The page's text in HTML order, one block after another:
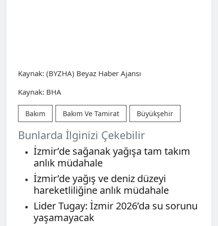
Kaynak: (BYZHA) Beyaz Haber Ajansı
Kaynak: BHA
Bakım Bakım Ve Tamirat Büyükşehir
Bunlarda İlginizi Çekebilir
İzmir’de sağanak yağışa tam takım
anlık müdahale
İzmir’de yağış ve deniz düzeyi
hareketliliğine anlık müdahale
Lider Tugay: İzmir 2026’da su sorunu
yaşamayacak